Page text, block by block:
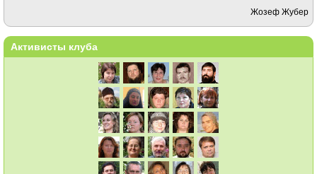
Жозеф Жубер
Активисты клуба